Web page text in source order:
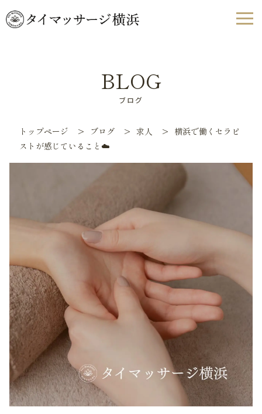
ブログ
BLOG
トップページ > ブログ > 求人 > 横浜で働くセラピ
ストが感じていること☁️